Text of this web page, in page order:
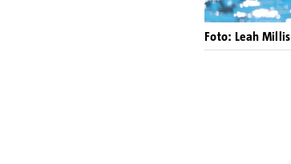
Foto: Leah Millis